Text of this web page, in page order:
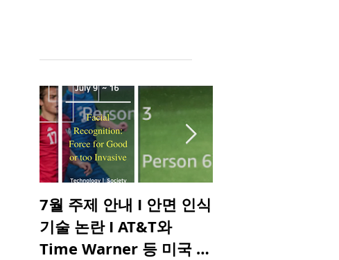
7월 주제 안내 I 안면 인식
기술 논란 I AT&T와
Time Warner 등 미국 통